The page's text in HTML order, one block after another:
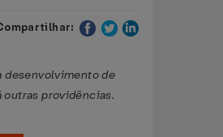
desenvolvimento de
outras providências.